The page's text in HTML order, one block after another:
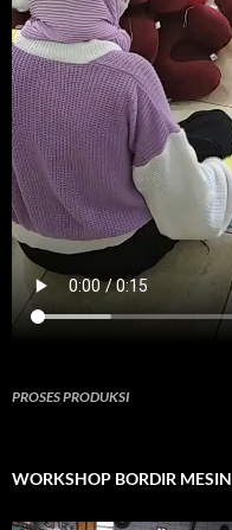
PROSES PRODUKSI
WORKSHOP BORDIR MESIN